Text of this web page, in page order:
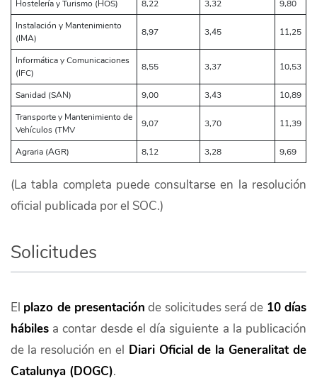
Hostelería y Turismo (HOS)
8,22 3,32
9,80
Instalación y Mantenimiento
(IMA)
8,97 3,45 11,25
Informática y Comunicaciones
(IFC)
8,55 3,37 10,53
Sanidad (SAN) 9,00 3,43
10,89
Transporte y Mantenimiento de
Vehículos (TMV
9,07 3,70 11,39
Agraria (AGR) 8,12 3,28 9,69
(La tabla completa puede consultarse en la resolución
oficial publicada por el SOC.)
Solicitudes
El plazo de presentación de solicitudes será de 10 días
hábiles a contar desde el día siguiente a la publicación
de la resolución en el Diari Oficial de la Generalitat de
Catalunya (DOGC).